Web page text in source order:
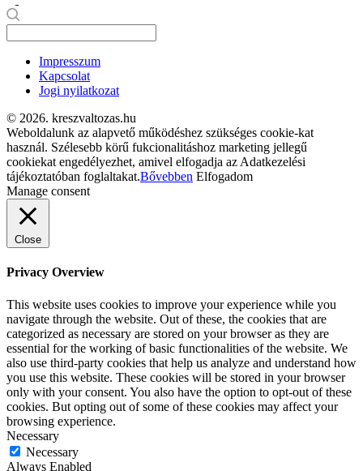
Impresszum
Kapcsolat
Jogi nyilatkozat
© 2026. kreszvaltozas.hu
Weboldalunk az alapvető működéshez szükséges cookie-kat
használ. Szélesebb körű fukcionalitáshoz marketing jellegű
cookiekat engedélyezhet, amivel elfogadja az Adatkezelési
tájékoztatóban foglaltakat.Bővebben Elfogadom
Manage consent
Close
Privacy Overview
This website uses cookies to improve your experience while you
navigate through the website. Out of these, the cookies that are
categorized as necessary are stored on your browser as they are
essential for the working of basic functionalities of the website. We
also use third-party cookies that help us analyze and understand how
you use this website. These cookies will be stored in your browser
only with your consent. You also have the option to opt-out of these
cookies. But opting out of some of these cookies may affect your
browsing experience.
Necessary
Necessary
Always Enabled